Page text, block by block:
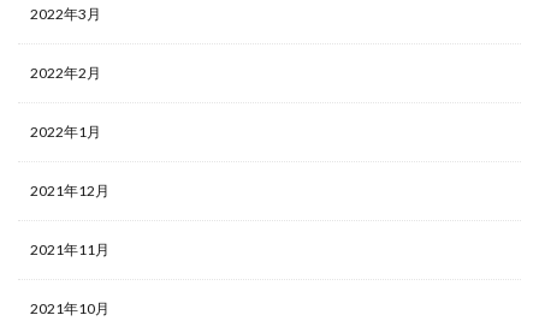
2022年3月
2022年2月
2022年1月
2021年12月
2021年11月
2021年10月